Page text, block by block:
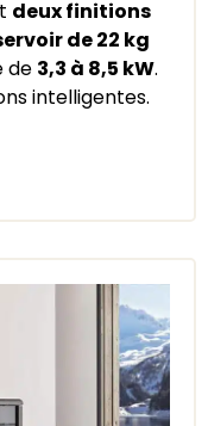
deux finitions
de 22 kg
de 3,3 à 8,5 kW.
intelligentes.